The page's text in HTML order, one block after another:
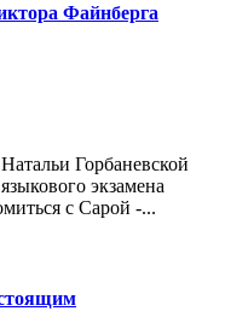
Файнберга
Горбаневской
экзамена
с Сарой -...